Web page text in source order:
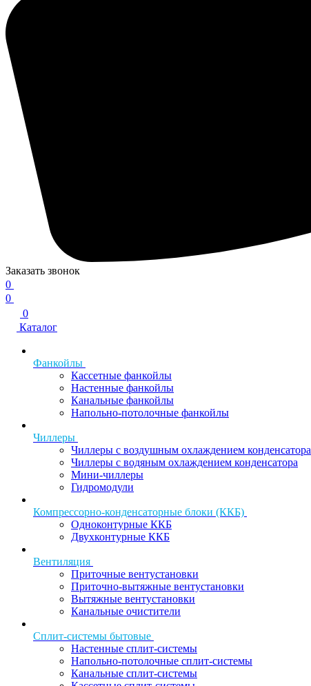
Заказать звонок
0
0
0
Каталог
Фанкойлы
Кассетные фанкойлы
Настенные фанкойлы
Канальные фанкойлы
Напольно-потолочные фанкойлы
Чиллеры
Чиллеры с воздушным охлаждением конденсатора
Чиллеры с водяным охлаждением конденсатора
Мини-чиллеры
Гидромодули
Компрессорно-конденсаторные блоки (ККБ)
Одноконтурные ККБ
Двухконтурные ККБ
Вентиляция
Приточные вентустановки
Приточно-вытяжные вентустановки
Вытяжные вентустановки
Канальные очистители
Сплит-системы бытовые
Настенные сплит-системы
Напольно-потолочные сплит-системы
Канальные сплит-системы